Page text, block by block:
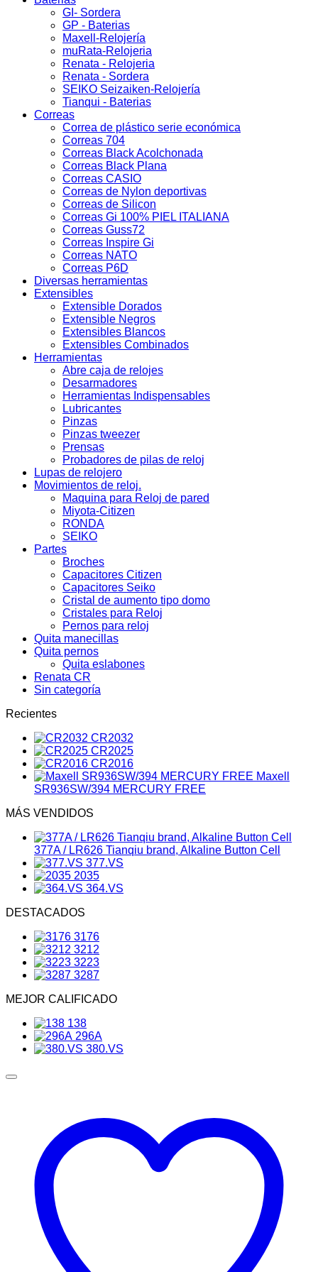
GI- Sordera
GP - Baterias
Maxell-Relojería
muRata-Relojeria
Renata - Relojeria
Renata - Sordera
SEIKO Seizaiken-Relojería
Tianqui - Baterias
Correas
Correa de plástico serie económica
Correas 704
Correas Black Acolchonada
Correas Black Plana
Correas CASIO
Correas de Nylon deportivas
Correas de Silicon
Correas Gi 100% PIEL ITALIANA
Correas Guss72
Correas Inspire Gi
Correas NATO
Correas P6D
Diversas herramientas
Extensibles
Extensible Dorados
Extensible Negros
Extensibles Blancos
Extensibles Combinados
Herramientas
Abre caja de relojes
Desarmadores
Herramientas Indispensables
Lubricantes
Pinzas
Pinzas tweezer
Prensas
Probadores de pilas de reloj
Lupas de relojero
Movimientos de reloj.
Maquina para Reloj de pared
Miyota-Citizen
RONDA
SEIKO
Partes
Broches
Capacitores Citizen
Capacitores Seiko
Cristal de aumento tipo domo
Cristales para Reloj
Pernos para reloj
Quita manecillas
Quita pernos
Quita eslabones
Renata CR
Sin categoría
Recientes
CR2032
CR2025
CR2016
Maxell
SR936SW/394 MERCURY FREE
MÁS VENDIDOS
377A / LR626 Tianqiu brand, Alkaline Button Cell
377.VS
2035
364.VS
DESTACADOS
3176
3212
3223
3287
MEJOR CALIFICADO
138
296A
380.VS